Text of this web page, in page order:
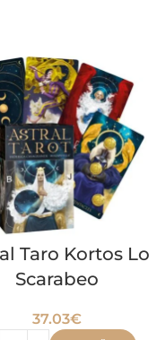
Taro Kortos Lo
Scarabeo
37.03€